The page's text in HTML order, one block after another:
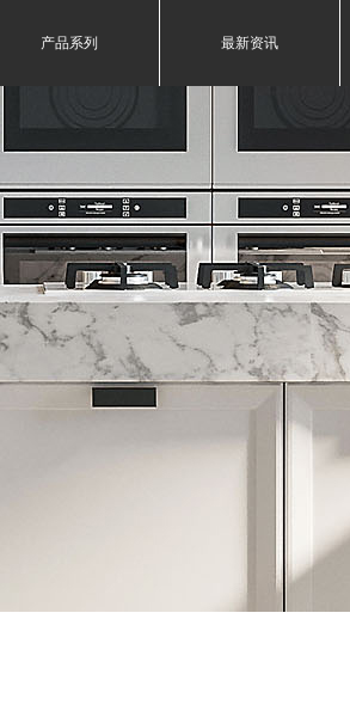
产品系列 最新资讯